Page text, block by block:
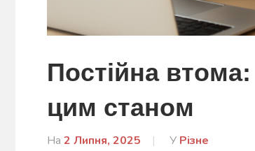
Постійна втома:
цим станом
На 2 Липня, 2025
Від
У Різне